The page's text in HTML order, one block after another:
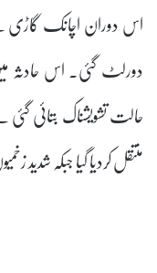
اس دوران اچانک گاڑی
حالت تشویشناک بتائی
منتقل کردیا گیا جبکہ شدید